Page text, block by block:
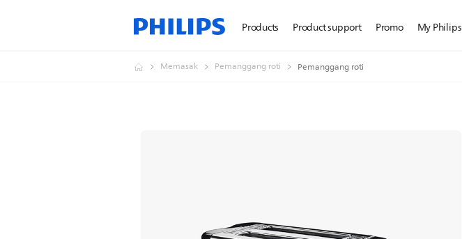
Products Product support Promo My Philips
Memasak Pemanggang roti Pemanggang roti